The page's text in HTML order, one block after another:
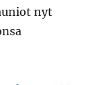
nyt